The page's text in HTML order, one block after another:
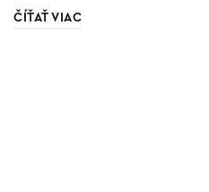
ČÍŤAŤ VIAC